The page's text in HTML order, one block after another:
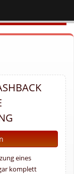
eines
komplett